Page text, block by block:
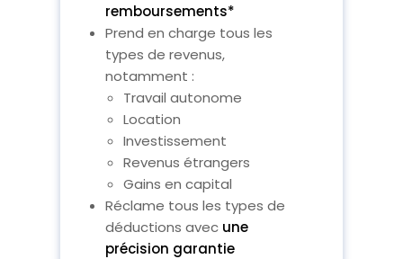
remboursements*
Prend en charge tous les
types de revenus,
notamment :
Travail autonome
Location
Investissement
Revenus étrangers
Gains en capital
Réclame tous les types de
déductions avec une
précision garantie